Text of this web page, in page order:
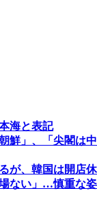
海と表記
鮮」、「尖閣は中
が、韓国は開店
ない」…慎重な